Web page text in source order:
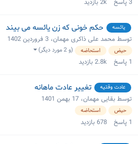
3پاسخ 2kبازدید
یائسه حکم خونی که زن یائسه می بیند
توسط محمد علی ذاکری مهمان، 3 فروردین 1402
حیض استحاضه (و 2 مورد دیگر)
1 پاسخ 2.8kبازدید
عادت وقتیه تغییر عادت ماهانه
توسط بقایی مهمان، 17 بهمن 1401
حیض استحاضه
1 پاسخ 678 بازدید